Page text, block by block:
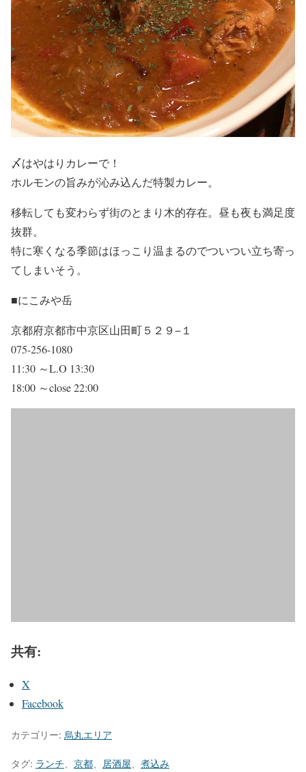
〆はやはりカレーで！
ホルモンの旨みが沁み込んだ特製カレー。
移転しても変わらず街のとまり木的存在。昼も夜も満足度
抜群。
特に寒くなる季節はほっこり温まるのでついつい立ち寄っ
てしまいそう。
■にこみや岳
京都府京都市中京区山田町５２９−１
075-256-1080
11:30 ～L.O 13:30
18:00 ～close 22:00
共有:
X
Facebook
カテゴリー: 烏丸エリア
タグ: ランチ 京都 居酒屋 煮込み